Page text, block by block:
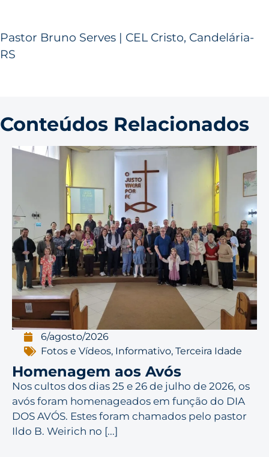
Pastor Bruno Serves | CEL Cristo, Candelária-
RS
Conteúdos Relacionados
6/agosto/2026
Fotos e Vídeos, Informativo,Terceira Idade
Homenagem aos Avós
Nos cultos dos dias 25 e 26 de julho de 2026, os
avós foram homenageados em função do DIA
DOS AVÓS. Estes foram chamados pelo pastor
Ildo B. Weirich no [...]